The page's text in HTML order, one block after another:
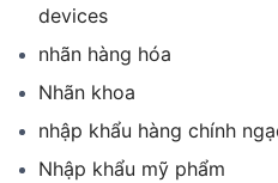
devices
nhãn hàng hóa
Nhãn khoa
nhập khẩu hàng chính
Nhập khẩu mỹ phẩm